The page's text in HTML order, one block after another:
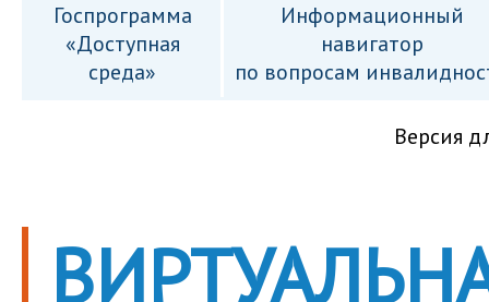
Госпрограмма
«Доступная
среда»
Информационный
навигатор
по вопросам
Версия